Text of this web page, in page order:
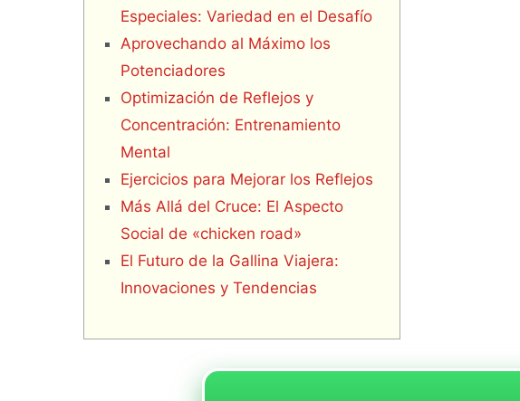
Especiales: Variedad en el Desafío
Aprovechando al Máximo los
Potenciadores
Optimización de Reflejos y
Concentración: Entrenamiento
Mental
Ejercicios para Mejorar los Reflejos
Más Allá del Cruce: El Aspecto
Social de «chicken road»
El Futuro de la Gallina Viajera:
Innovaciones y Tendencias